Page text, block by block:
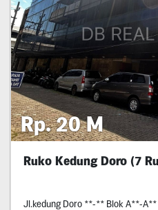
Rp. 20 M
Ruko Kedung Doro (7
Jl.kedung Doro **-** Blok A**-A**